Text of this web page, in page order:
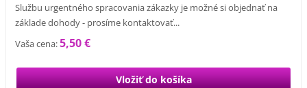
Službu urgentného spracovania zákazky je možné si objednať na
základe dohody - prosíme kontaktovať...
Vaša cena:5,50 €